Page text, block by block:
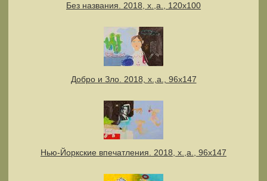
Без названия. 2018, х.,а., 120х100
Добро и Зло. 2018, х.,а., 96х147
Нью-Йоркские впечатления. 2018, х.,а., 96х147